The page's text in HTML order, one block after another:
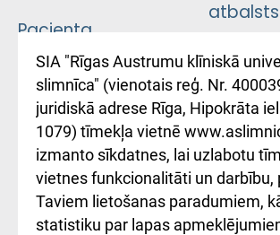
Pacienta
atsauksmju/sūdzību
iesniegšanas
kārtība
Kā pie mums nokļūt
Rēķinu apmaksas
ceļvedis
atbalsts
лікарні
SIA "Rīgas Austrumu klīniskā
slimnīca" (vienotais reģ. Nr.
juridiskā adrese Rīga, Hipokrāta
1079) tīmekļa vietnē
izmanto sīkdatnes, lai uzlabotu
vietnes funkcionalitāti un darbību,
Taviem lietošanas paradumiem,
statistiku par lapas